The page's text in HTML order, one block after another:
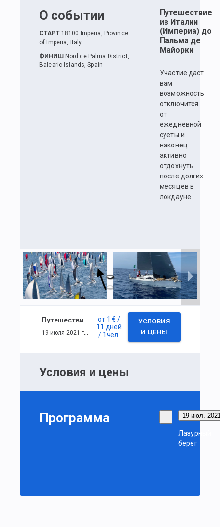
О событии
СТАРТ:18100 Imperia, Province
of Imperia, Italy
ФИНИШ : Nord de Palma District,
Balearic Islands, Spain
Путешествие
из Италии
(Империа) до
Пальма де
Майорки
Участие даст
вам
возможность
отключится
от
ежедневной
суеты и
наконец
активно
отдохнуть
после долгих
месяцев в
локдауне.
Путешествие из Италии (Империа) до Пальма де Майорки
от 1 € /
11 дней
/ 1чел.
УСЛОВИЯ
И ЦЕНЫ
Условия и цены
Программа 19 июл.
Лазурный
берег